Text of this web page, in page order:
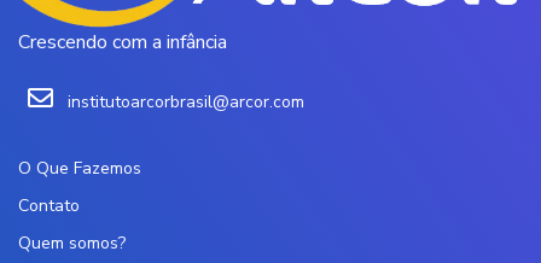
Crescendo com a infância
institutoarcorbrasil@arcor.com
O Que Fazemos
Contato
Quem somos?